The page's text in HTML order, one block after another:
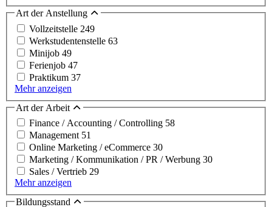
Art der Anstellung
Vollzeitstelle 249
Werkstudentenstelle 63
Minijob 49
Ferienjob 47
Praktikum 37
Mehr anzeigen
Art der Arbeit
Finance / Accounting / Controlling 58
Management 51
Online Marketing / eCommerce 30
Marketing / Kommunikation / PR / Werbung 30
Sales / Vertrieb 29
Mehr anzeigen
Bildungsstand